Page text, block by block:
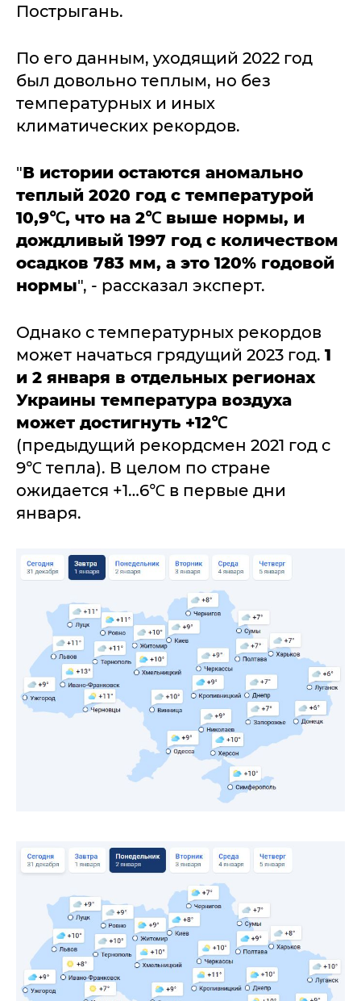
Пострыгань.
По его данным, уходящий 2022 год
был довольно теплым, но без
температурных и иных
климатических рекордов.
"В истории остаются аномально
теплый 2020 год с температурой
10,9℃, что на 2℃ выше нормы, и
дождливый 1997 год с количеством
осадков 783 мм, а это 120% годовой
нормы", - рассказал эксперт.
Однако с температурных рекордов
может начаться грядущий 2023 год. 1
и 2 января в отдельных регионах
Украины температура воздуха
может достигнуть +12℃
(предыдущий рекордсмен 2021 год с
9℃ тепла). В целом по стране
ожидается +1…6℃ в первые дни
января.